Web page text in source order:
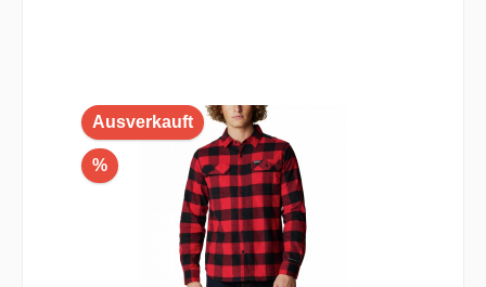
Ausverkauft
%